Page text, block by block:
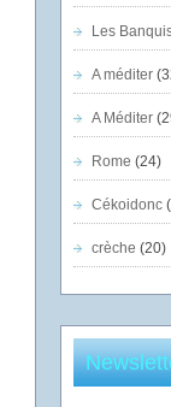
Les
A méditer
A Méditer
Rome (24)
Cékoidonc
crèche (20)